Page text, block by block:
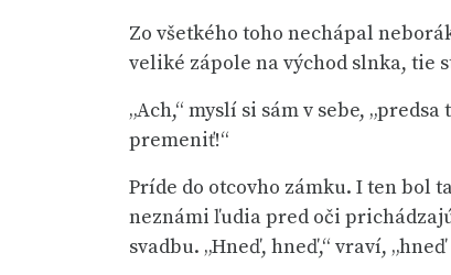
Zo všetkého toho nechápal
veliké zápole na východ slnka, tie
„Ach,“ myslí si sám v sebe,
premeniť!“
Príde do otcovho zámku. I ten bol
neznámi ľudia pred oči
svadbu. „Hneď, hneď,“ vraví,